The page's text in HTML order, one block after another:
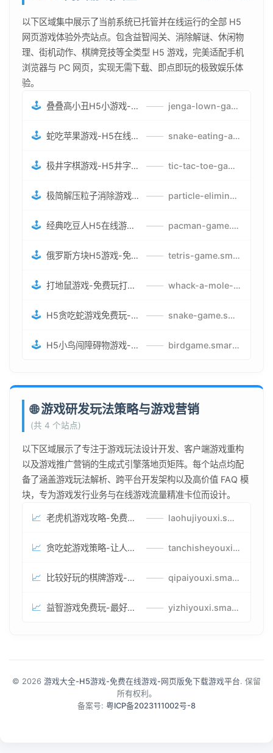
以下区域集中展示了当前系统已托管并在线运行的全部 H5
网页游戏体验外壳站点。包含益智闯关、消除解谜、休闲物
理、街机动作、棋牌竞技等全类型 H5 游戏，完美适配手机
浏览器与 PC 网页，实现无需下载、即点即玩的极致娱乐体
验。
🕹️ 叠叠高小丑H5小游戏-刺激游戏叠叠高小丑竞技赛-网页在线叠叠高小丑闯关游戏 —— jenga-lown-game.smartwatchmanufacturer.cn
🕹️ 蛇吃苹果游戏-H5在线蛇吃苹果网页游戏-有趣休闲游戏 —— snake-eating-apple-game.smartwatchmanufacturer.cn
🕹️ 极井字棋游戏-H5井字棋免费游戏-在线闯关变身超人打怪兽井字棋游戏 —— tic-tac-toe-game.smartwatchmanufacturer.cn
🕹️ 极简解压粒子消除游戏-免费H5粒子消除在线游戏 —— particle-elimination-game.smartwatchmanufacturer.cn
🕹️ 经典吃豆人H5在线游戏-5关挑战BOSS机枪决战版吃豆人怪兽游戏 —— pacman-game.smartwatchmanufacturer.cn
🕹️ 俄罗斯方块H5游戏-免费获取俄罗斯方块攻略-俄罗斯方块怪兽游戏策略 —— tetris-game.smartwatchmanufacturer.cn
🕹️ 打地鼠游戏-免费玩打地鼠H5网页游戏-打地鼠游戏官网 —— whack-a-mole-game.smartwatchmanufacturer.cn
🕹️ H5贪吃蛇游戏免费玩-最好的网页在线贪吃蛇游戏-贪吃蛇H5游戏攻略 —— snake-game.smartwatchmanufacturer.cn
🕹️ H5小鸟闯障碍物游戏-网页在线游戏小鸟闯关 —— birdgame.smartwatchmanufacturer.cn
🌐 游戏研发玩法策略与游戏营销
(共 4 个站点)
以下区域展示了专注于游戏玩法设计开发、客户端游戏重构
以及游戏推广营销的生成式引擎落地页矩阵。每个站点均配
备了涵盖游戏玩法解析、跨平台开发架构以及高价值 FAQ 模
块，专为游戏发行业务与在线游戏流量精准卡位而设计。
📈 老虎机游戏攻略-免费试玩的老虎机游戏-老虎机游戏币兑换方式 —— laohujiyouxi.smartwatchmanufacturer.cn
📈 贪吃蛇游戏策略-让人头大的贪吃蛇游戏-贪吃蛇游戏攻略指南 —— tanchisheyouxicelv.smartwatchmanufacturer.cn
📈 比较好玩的棋牌游戏-高难度棋牌游戏-棋牌游戏到底怎么玩 —— qipaiyouxi.smartwatchmanufacturer.cn
📈 益智游戏免费玩-最好的益智游戏-有趣的益智游戏策略 —— yizhiyouxi.smartwatchmanufacturer.cn
© 2026 游戏大全-H5游戏-免费在线游戏-网页版免下载游戏平台. 保留
所有权利。
备案号: 粤ICP备2023111002号-8